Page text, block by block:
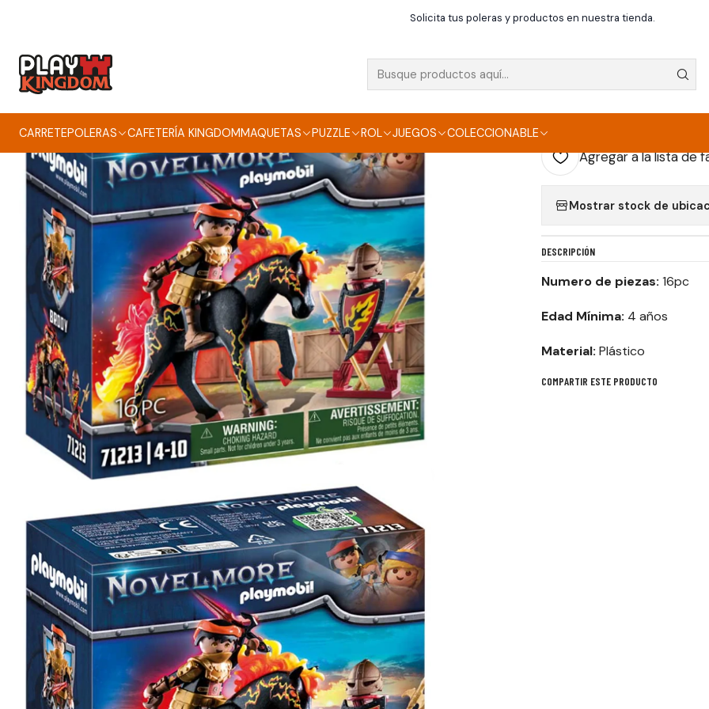
CARRETEPOLERAS CAFETERÍA KINGDOMMAQUETAS PUZZLE ROL JUEGOS COLECCIONABLE
Solicita tus poleras y productos en nuestra tienda.
Playmobil Novelmore Burnham Raiders Caballero de
PLAYMOBIL
DE FUEGO- 71213
Agregar a la lista de
Mostrar stock de
DESCRIPCIÓN
Numero de piezas: 16pc
Edad Mínima: 4 años
Material: Plástico
COMPARTIR ESTE PRODUCTO